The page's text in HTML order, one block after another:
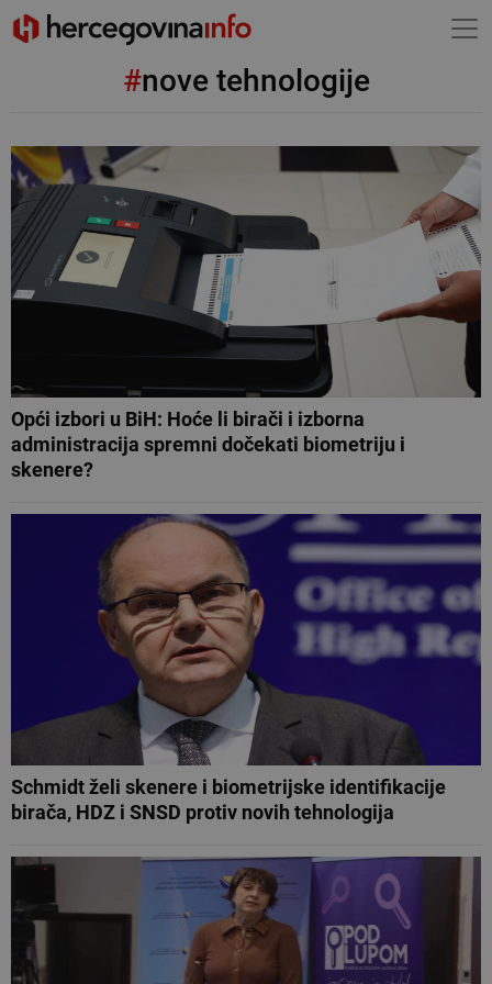
#nove tehnologije
Opći izbori u BiH: Hoće li birači i izborna
administracija spremni dočekati biometriju i
skenere?
Schmidt želi skenere i biometrijske identifikacije
birača, HDZ i SNSD protiv novih tehnologija